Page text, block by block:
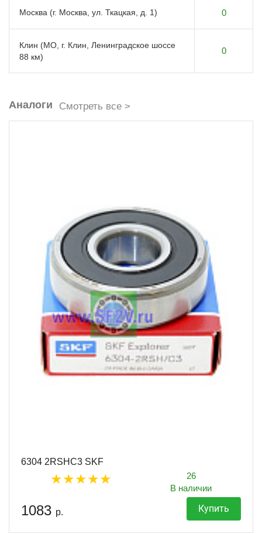
Москва (г. Москва, ул. Ткацкая, д. 1) 0
Клин (МО, г. Клин, Ленинградское шоссе
88 км)
0
Аналоги Смотреть все >
6304 2RSHC3 SKF
26
В наличии
1083 р. Купить